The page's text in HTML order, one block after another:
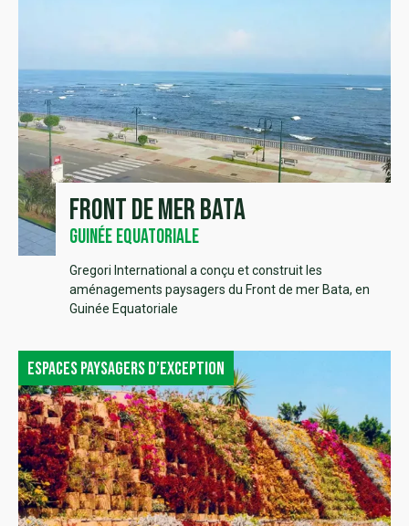
Front de mer Bata
Guinée Equatoriale
Gregori International a conçu et construit les
aménagements paysagers du Front de mer Bata, en
Guinée Equatoriale
Espaces paysagers d’exception